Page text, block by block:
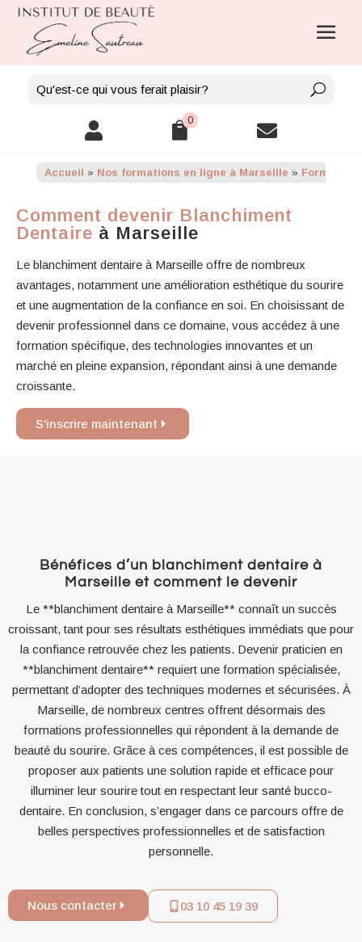
 0 
Accueil » Nos formations en ligne à Marseille » Formation
Comment devenir Blanchiment
Dentaire à Marseille
Le blanchiment dentaire à Marseille offre de nombreux
avantages, notamment une amélioration esthétique du sourire
et une augmentation de la confiance en soi. En choisissant de
devenir professionnel dans ce domaine, vous accédez à une
formation spécifique, des technologies innovantes et un
marché en pleine expansion, répondant ainsi à une demande
croissante.
S'inscrire maintenant
Bénéfices d’un blanchiment dentaire à
Marseille et comment le devenir
Le **blanchiment dentaire à Marseille** connaît un succès
croissant, tant pour ses résultats esthétiques immédiats que pour
la confiance retrouvée chez les patients. Devenir praticien en
**blanchiment dentaire** requiert une formation spécialisée,
permettant d’adopter des techniques modernes et sécurisées. À
Marseille, de nombreux centres offrent désormais des
formations professionnelles qui répondent à la demande de
beauté du sourire. Grâce à ces compétences, il est possible de
proposer aux patients une solution rapide et efficace pour
illuminer leur sourire tout en respectant leur santé bucco-
dentaire. En conclusion, s’engager dans ce parcours offre de
belles perspectives professionnelles et de satisfaction
personnelle.
Nous contacter 03 10 45 19 39